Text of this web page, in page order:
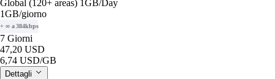
Global (120+ areas) 1GB/Day
1GB/giorno
+ ∞ a 384kbps
7 Giorni
47,20 USD
6,74 USD/GB
Dettagli